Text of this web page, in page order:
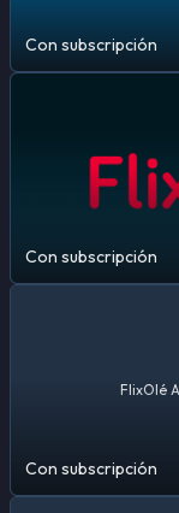
Con subscripción
Con subscripción
FlixOlé
Con subscripción